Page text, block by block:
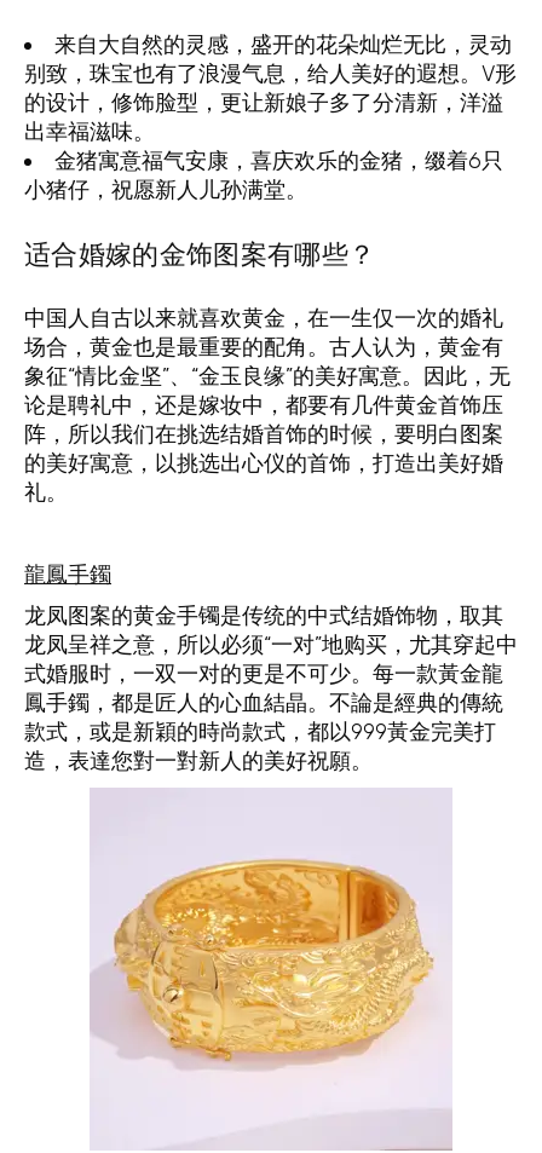
来自大自然的灵感，盛开的花朵灿烂无比，灵动
别致，珠宝也有了浪漫气息，给人美好的遐想。V形
的设计，修饰脸型，更让新娘子多了分清新，洋溢
出幸福滋味。
金猪寓意福气安康，喜庆欢乐的金猪，缀着6只
小猪仔，祝愿新人儿孙满堂。
适合婚嫁的金饰图案有哪些？
中国人自古以来就喜欢黄金，在一生仅一次的婚礼
场合，黄金也是最重要的配角。古人认为，黄金有
象征“情比金坚”、“金玉良缘”的美好寓意。因此，无
论是聘礼中，还是嫁妆中，都要有几件黄金首饰压
阵，所以我们在挑选结婚首饰的时候，要明白图案
的美好寓意，以挑选出心仪的首饰，打造出美好婚
礼。
龍鳳手鐲
龙凤图案的黄金手镯是传统的中式结婚饰物，取其
龙凤呈祥之意，所以必须“一对”地购买，尤其穿起中
式婚服时，一双一对的更是不可少。每一款黃金龍
鳳手鐲，都是匠人的心血結晶。不論是經典的傳統
款式，或是新穎的時尚款式，都以999黃金完美打
造，表達您對一對新人的美好祝願。